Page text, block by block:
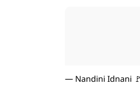
— Nandini Idnani